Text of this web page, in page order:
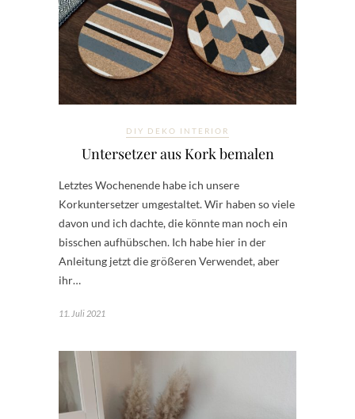
DIY DEKO INTERIOR
Untersetzer aus Kork bemalen
Letztes Wochenende habe ich unsere
Korkuntersetzer umgestaltet. Wir haben so viele
davon und ich dachte, die könnte man noch ein
bisschen aufhübschen. Ich habe hier in der
Anleitung jetzt die größeren Verwendet, aber
ihr…
11. Juli 2021